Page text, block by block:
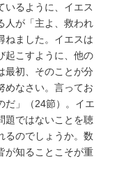
いるように、イエス
人が「主よ、救われ
ねました。イエスは
起こすように、他の
最初、そのことが分
めなさい。言ってお
だ」（24節）。イエ
題ではないことを聴
るのでしょうか。数
が知ることこそが重